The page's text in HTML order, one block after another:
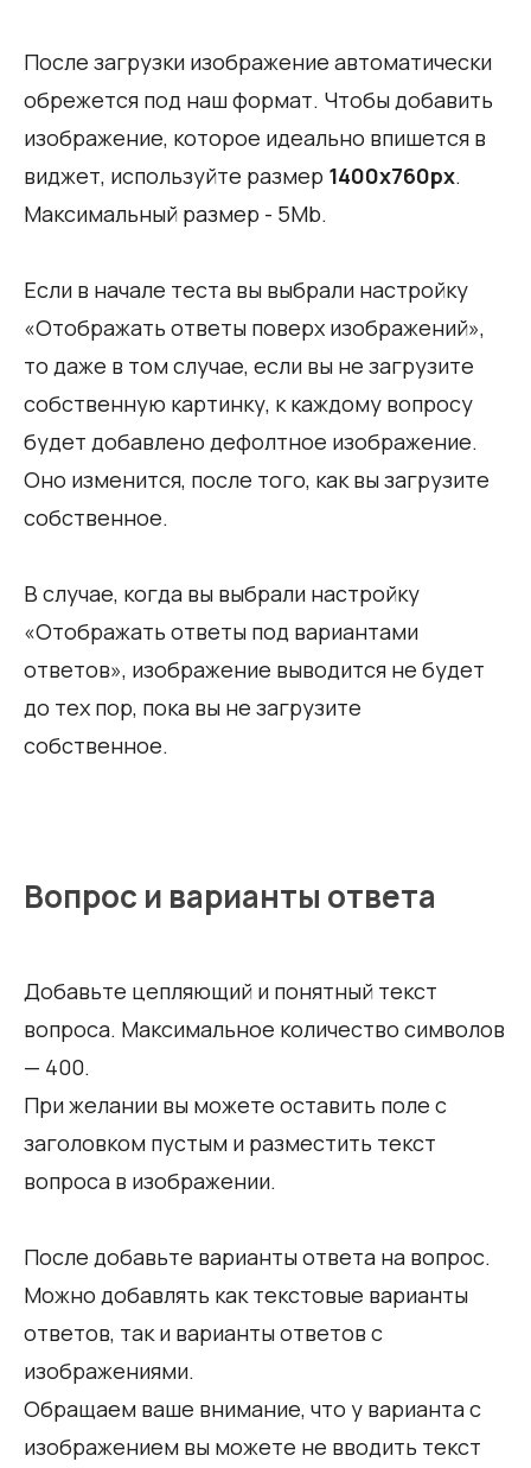
После загрузки изображение автоматически
обрежется под наш формат. Чтобы добавить
изображение, которое идеально впишется в
виджет, используйте размер 1400х760px.
Максимальный размер - 5Mb.
Если в начале теста вы выбрали настройку
«Отображать ответы поверх изображений»,
то даже в том случае, если вы не загрузите
собственную картинку, к каждому вопросу
будет добавлено дефолтное изображение.
Оно изменится, после того, как вы загрузите
собственное.
В случае, когда вы выбрали настройку
«Отображать ответы под вариантами
ответов», изображение выводится не будет
до тех пор, пока вы не загрузите
собственное.
Вопрос и варианты ответа
Добавьте цепляющий и понятный текст
вопроса. Максимальное количество символов
— 400.
При желании вы можете оставить поле с
заголовком пустым и разместить текст
вопроса в изображении.
После добавьте варианты ответа на вопрос.
Можно добавлять как текстовые варианты
ответов, так и варианты ответов с
изображениями.
Обращаем ваше внимание, что у варианта с
изображением вы можете не вводить текст